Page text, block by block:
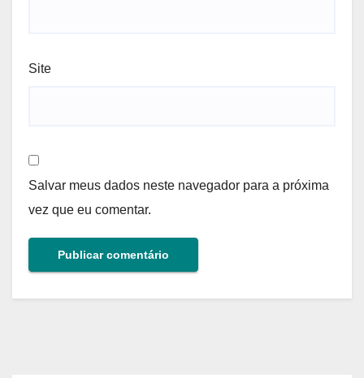
Site
Salvar meus dados neste navegador para a próxima
vez que eu comentar.